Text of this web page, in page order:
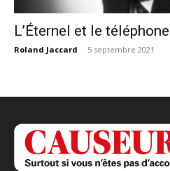
L’Éternel et le téléphone
Roland Jaccard - 5 septembre 2021